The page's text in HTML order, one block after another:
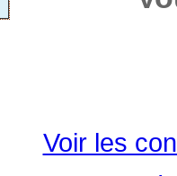
Voir les